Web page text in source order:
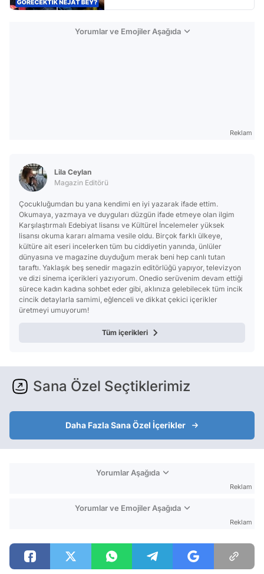
Yorumlar ve Emojiler Aşağıda
Reklam
Lila Ceylan
Magazin Editörü
Çocukluğumdan bu yana kendimi en iyi yazarak ifade ettim.
Okumaya, yazmaya ve duyguları düzgün ifade etmeye olan ilgim
Karşılaştırmalı Edebiyat lisansı ve Kültürel İncelemeler yüksek
lisansı okuma kararı almama vesile oldu. Birçok farklı ülkeye,
kültüre ait eseri incelerken tüm bu ciddiyetin yanında, ünlüler
dünyasına ve magazine duyduğum merak beni hep canlı tutan
taraftı. Yaklaşık beş senedir magazin editörlüğü yapıyor, televizyon
ve dizi sinema içerikleri yazıyorum. Onedio serüvenim devam ettiği
sürece kadın kadına sohbet eder gibi, aklınıza gelebilecek tüm incik
cincik detaylarla samimi, eğlenceli ve dikkat çekici içerikler
üretmeyi umuyorum!
Tüm içerikleri
Sana Özel Seçtiklerimiz
Daha Fazla Sana Özel İçerikler
Yorumlar Aşağıda
Reklam
Yorumlar ve Emojiler Aşağıda
Reklam